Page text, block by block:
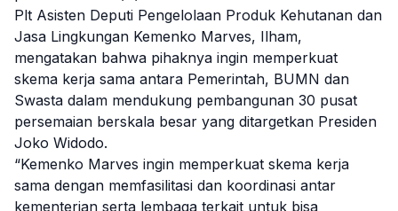
Plt Asisten Deputi Pengelolaan Produk Kehutanan dan
Jasa Lingkungan Kemenko Marves, Ilham,
mengatakan bahwa pihaknya ingin memperkuat
skema kerja sama antara Pemerintah, BUMN dan
Swasta dalam mendukung pembangunan 30 pusat
persemaian berskala besar yang ditargetkan Presiden
Joko Widodo.
“Kemenko Marves ingin memperkuat skema kerja
sama dengan memfasilitasi dan koordinasi antar
kementerian serta lembaga terkait untuk bisa